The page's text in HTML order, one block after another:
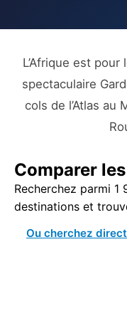
L’Afrique est
spectaculaire
cols de l’Atlas au
Comparer
Recherchez parmi 1
destinations et
Ou cherchez